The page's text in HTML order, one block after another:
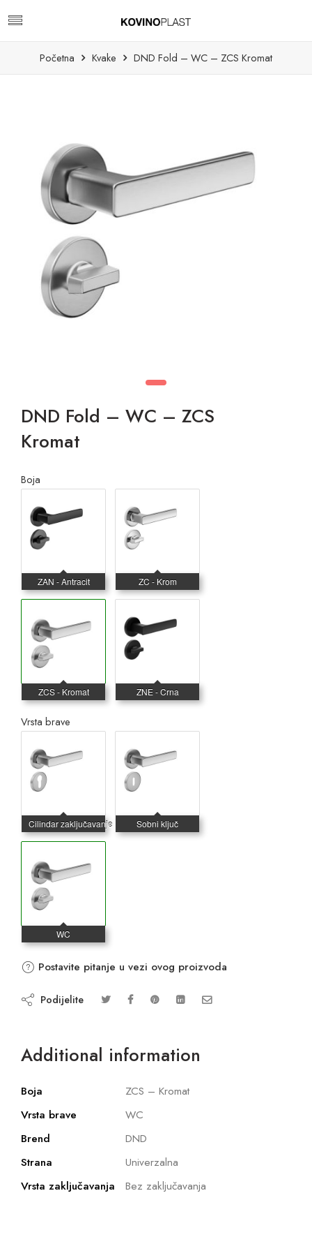
Početna Kvake DND Fold – WC – ZCS Kromat
DND Fold – WC – ZCS
Kromat
Boja
Vrsta brave
Postavite pitanje u vezi ovog proizvoda
Podijelite
Additional information
Boja
ZCS – Kromat
Vrsta brave
WC
Brend
DND
Strana
Univerzalna
Vrsta zaključavanja
Bez zaključavanja